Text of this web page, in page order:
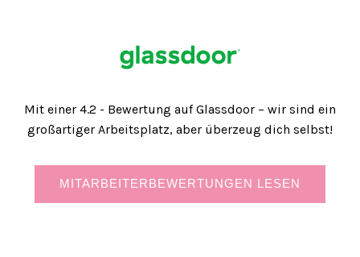
Mit einer 4.2 - Bewertung auf Glassdoor – wir sind ein
großartiger Arbeitsplatz, aber überzeug dich selbst!
MITARBEITERBEWERTUNGEN LESEN